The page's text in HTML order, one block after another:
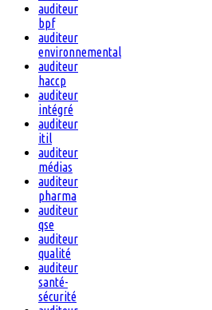
auditeur
bpf
auditeur
environnemental
auditeur
haccp
auditeur
intégré
auditeur
itil
auditeur
médias
auditeur
pharma
auditeur
qse
auditeur
qualité
auditeur
santé-
sécurité